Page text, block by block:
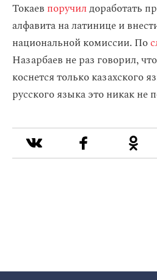
Токаев поручилдоработать
алфавита на латинице и
национальной комиссии. По
Назарбаев не раз говорил,
коснется только казахского
русского языка это никак не